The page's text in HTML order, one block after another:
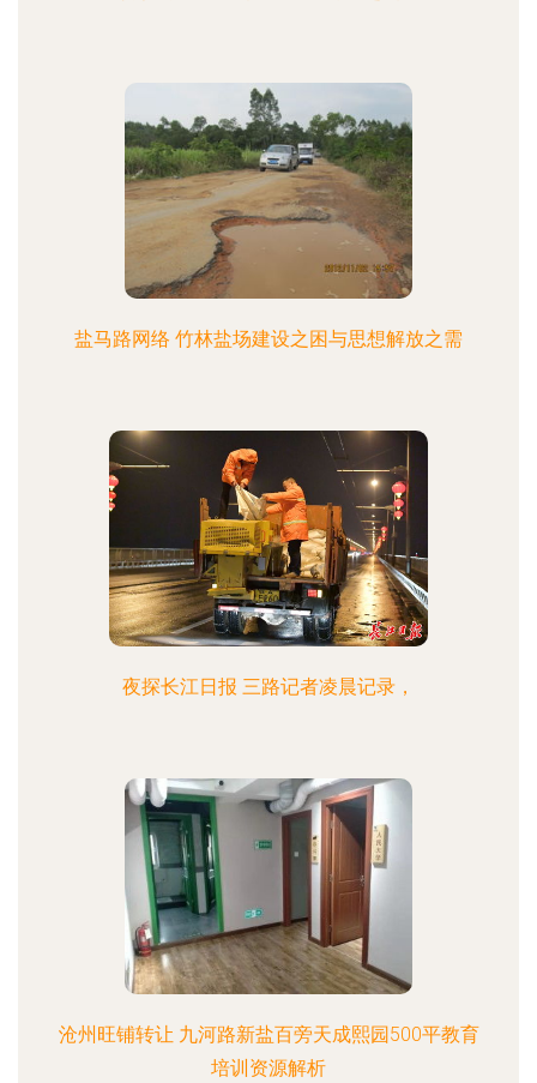
盐马路网络 竹林盐场建设之困与思想解放之需
夜探长江日报 三路记者凌晨记录，
沧州旺铺转让 九河路新盐百旁天成熙园500平教育
培训资源解析